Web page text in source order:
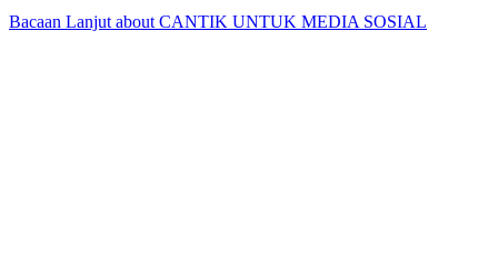
Bacaan Lanjut about CANTIK UNTUK MEDIA SOSIAL